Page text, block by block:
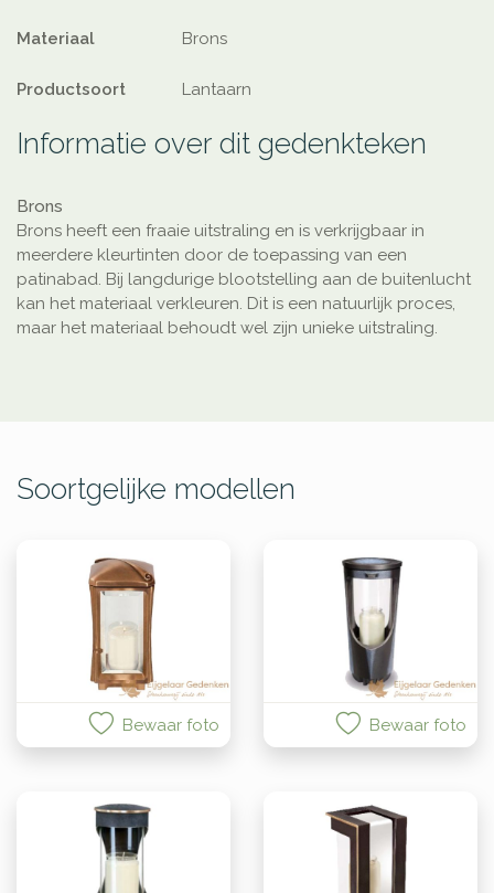
Materiaal Brons
Productsoort Lantaarn
Informatie over dit gedenkteken
Brons
Brons heeft een fraaie uitstraling en is verkrijgbaar in
meerdere kleurtinten door de toepassing van een
patinabad. Bij langdurige blootstelling aan de buitenlucht
kan het materiaal verkleuren. Dit is een natuurlijk proces,
maar het materiaal behoudt wel zijn unieke uitstraling.
Soortgelijke modellen
Bewaar foto Bewaar foto